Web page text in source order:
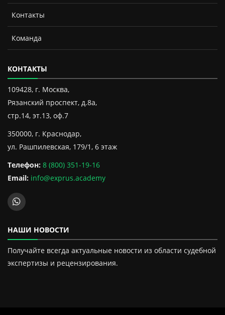
Контакты
Команда
КОНТАКТЫ
109428, г. Москва,
Рязанский проспект, д.8а,
стр.14, эт.13, оф.7
350000, г. Краснодар,
ул. Рашпилевская, 179/1, 6 этаж
Телефон: 8 (800) 351-19-16
Email: info@exprus.academy
НАШИ НОВОСТИ
Получайте всегда актуальные новости из области судебной
экспертизы и рецензирования.